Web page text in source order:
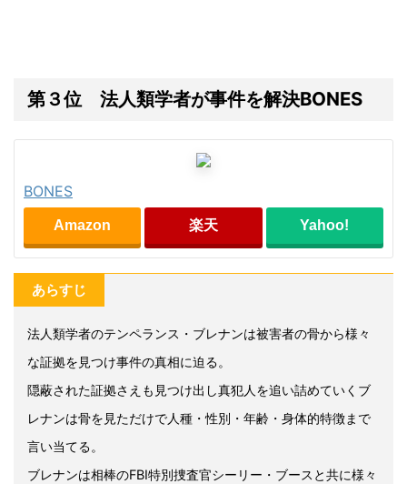
第３位 法人類学者が事件を解決BONES
BONES
Amazon 楽天 Yahoo!
あらすじ
法人類学者のテンペランス・ブレナンは被害者の骨から様々
な証拠を見つけ事件の真相に迫る。
隠蔽された証拠さえも見つけ出し真犯人を追い詰めていくブ
レナンは骨を見ただけで人種・性別・年齢・身体的特徴まで
言い当てる。
ブレナンは相棒のFBI特別捜査官シーリー・ブースと共に様々